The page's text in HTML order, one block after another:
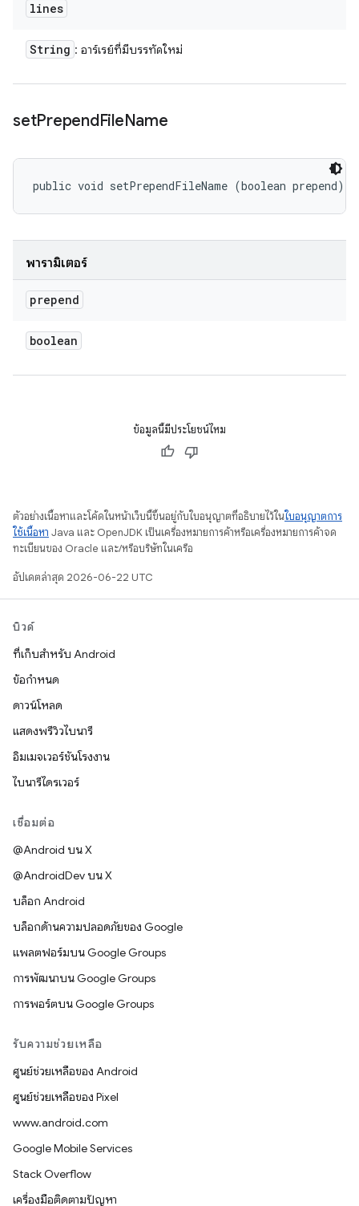
lines
String : อาร์เรย์ที่มีบรรทัดใหม่
setPrependFileName
public void setPrependFileName (boolean prepend)
พารามิเตอร์
prepend
boolean
ข้อมูลนี้มีประโยชน์ไหม
ตัวอย่างเนื้อหาและโค้ดในหน้าเว็บนี้ขึ้นอยู่กับใบอนุญาตที่อธิบายไว้ในใบอนุญาตการ
ใช้เนื้อหา Java และ OpenJDK เป็นเครื่องหมายการค้าหรือเครื่องหมายการค้าจด
ทะเบียนของ Oracle และ/หรือบริษัทในเครือ
อัปเดตล่าสุด 2026-06-22 UTC
บิวด์
ที่เก็บสำหรับ Android
ข้อกำหนด
ดาวน์โหลด
แสดงพรีวิวไบนารี
อิมเมจเวอร์ชันโรงงาน
ไบนารีไดรเวอร์
เชื่อมต่อ
@Android บน X
@AndroidDev บน X
บล็อก Android
บล็อกด้านความปลอดภัยของ Google
แพลตฟอร์มบน Google Groups
การพัฒนาบน Google Groups
การพอร์ตบน Google Groups
รับความช่วยเหลือ
ศูนย์ช่วยเหลือของ Android
ศูนย์ช่วยเหลือของ Pixel
www.android.com
Google Mobile Services
Stack Overflow
เครื่องมือติดตามปัญหา